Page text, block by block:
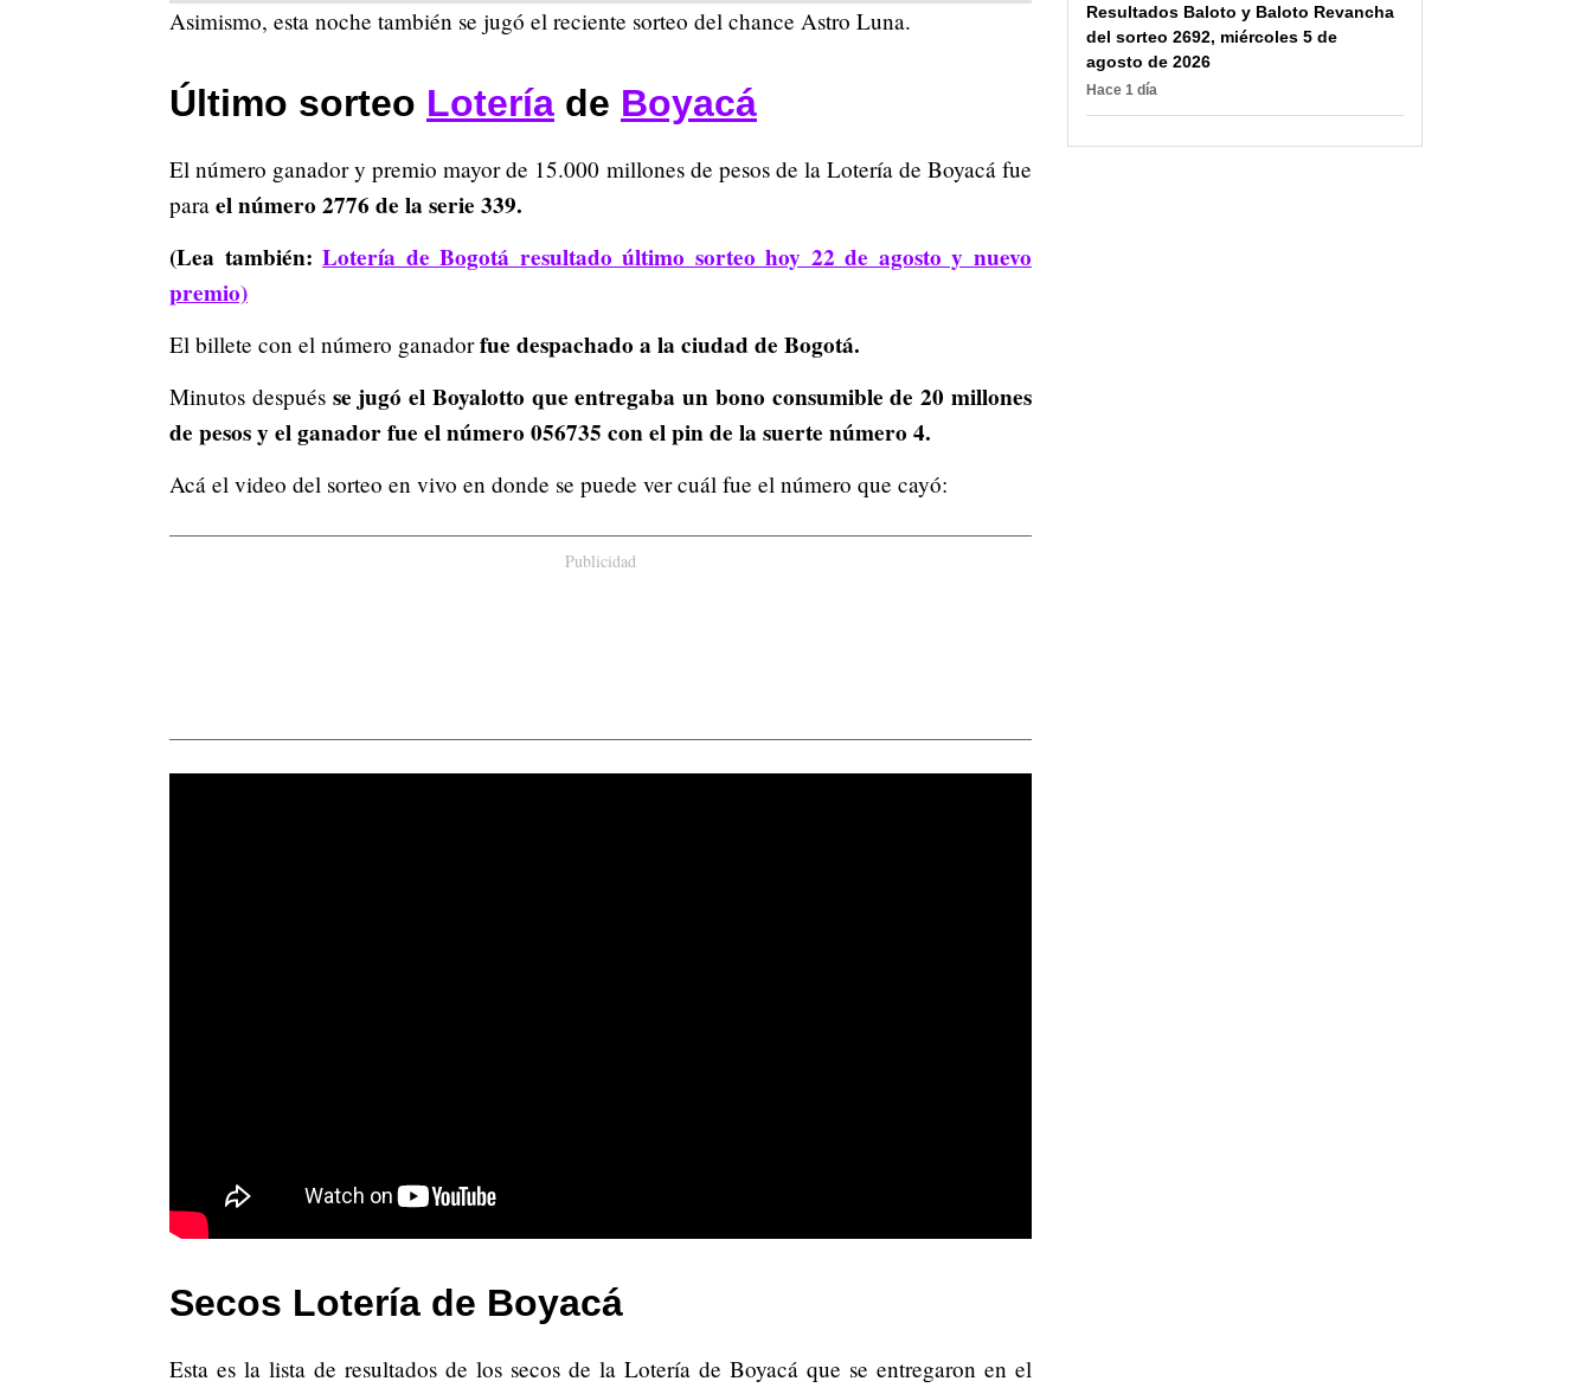
Asimismo, esta noche también se jugó el reciente sorteo del chance Astro Luna.
Último sorteo Lotería de Boyacá
El número ganador y premio mayor de 15.000 millones de pesos de la Lotería de Boyacá fue
para el número 2776 de la serie 339.
(Lea también:Lotería de Bogotá resultado último sorteo hoy 22 de agosto y nuevo
premio)
El billete con el número ganadorfue despachado a la ciudad de Bogotá.
Minutos después se jugó el Boyalotto que entregaba un bono consumible de 20 millones
de pesos y el ganador fue el número 056735 con el pin de la suerte número 4.
Acá el video del sorteo en vivo en donde se puede ver cuál fue el número que cayó:
Publicidad
Secos Lotería de Boyacá
Esta es la lista de resultados de los secos de la Lotería de Boyacá que se entregaron en el
Resultados Baloto y Baloto Revancha
del sorteo 2692, miércoles 5 de
agosto de 2026
Hace 1 día